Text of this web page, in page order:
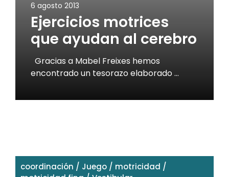
6 agosto 2013
Ejercicios motrices
que ayudan al cerebro
Gracias a Mabel Freixes hemos
encontrado un tesorazo elaborado …
coordinación / Juego / motricidad /